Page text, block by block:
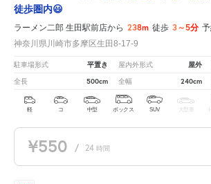
徒歩圏内😃
ラーメン二郎 生田駅前店から 238m 徒歩 3～5分
神奈川県川崎市多摩区生田8-17-9
駐車場形式 平置き 屋内外形式 屋外
全長 500cm 全幅 240cm
軽 コ 中型 ボックス SUV 大型車
¥550 / 24 時間